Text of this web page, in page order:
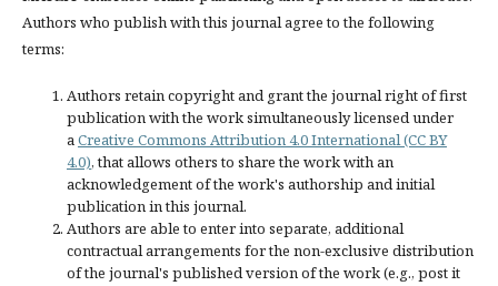
Authors who publish with this journal agree to the following
terms:
Authors retain copyright and grant the journal right of first
publication with the work simultaneously licensed under
aCreative Commons Attribution 4.0 International (CC BY
4.0), that allows others to share the work with an
acknowledgement of the work's authorship and initial
publication in this journal.
Authors are able to enter into separate, additional
contractual arrangements for the non-exclusive distribution
of the journal's published version of the work (e.g., post it